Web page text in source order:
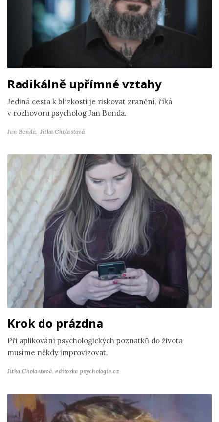
Radikálně upřímné vztahy
Jediná cesta k blízkosti je riskovat zranění, říká
v rozhovoru psycholog Jan Benda.
Jan Benda, Jitka Cholastová
Krok do prázdna
Při aplikování psychologických poznatků do života
musíme někdy improvizovat.
Jitka Cholastová,editorka psychologie.cz